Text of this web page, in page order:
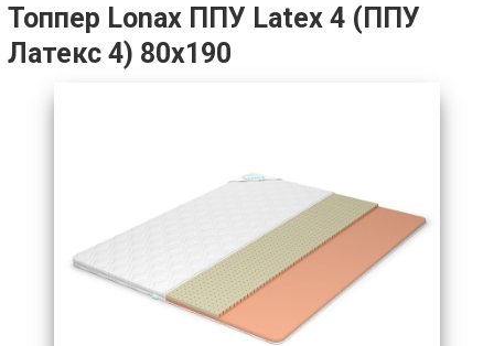
Топпер Lonax ППУ Latex 4 (ППУ
Латекс 4) 80х190